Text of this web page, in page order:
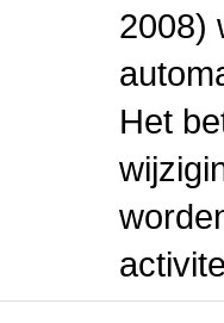
2008)
Het